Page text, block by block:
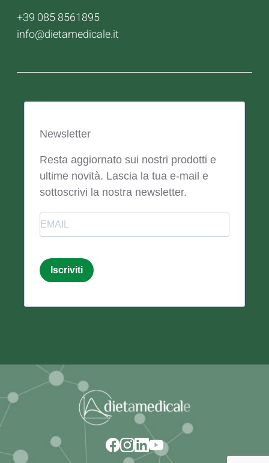
+39 085 8561895
info@dietamedicale.it
Newsletter
Resta aggiornato sui nostri prodotti e
ultime novità. Lascia la tua e-mail e
sottoscrivi la nostra newsletter.
Email
Iscriviti